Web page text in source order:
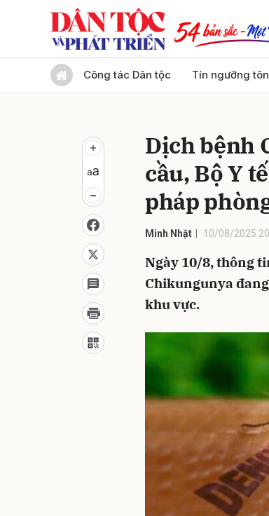
Công tác Dân tộc Tín ngưỡng
Dịch bệnh
cầu, Bộ Y
pháp
Minh Nhật 10/08/2025
Ngày 10/8, thông
Chikungunya
khu vực.